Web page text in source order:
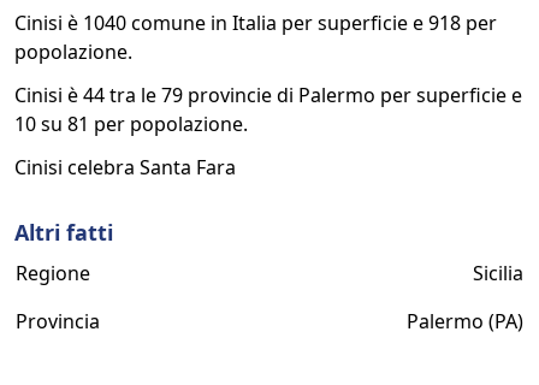
Cinisi è 1040 comune in Italia per superficie e 918 per
popolazione.
Cinisi è 44 tra le 79 provincie di Palermo per superficie e
10 su 81 per popolazione.
Cinisi celebra Santa Fara
Altri fatti
Regione
Sicilia
Provincia
Palermo (PA)